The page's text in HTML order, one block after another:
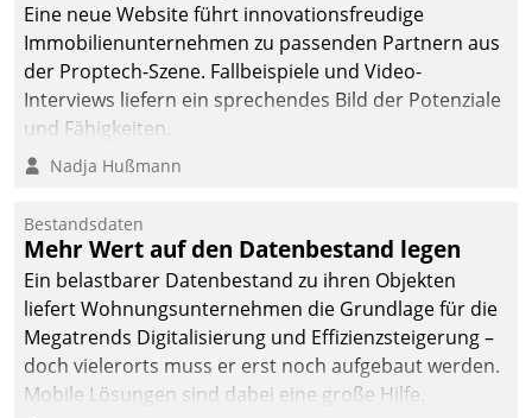
Eine neue Website führt innovationsfreudige
Immobilienunternehmen zu passenden Partnern aus
der Proptech-Szene. Fallbeispiele und Video-
Interviews liefern ein sprechendes Bild der Potenziale
und Fähigkeiten.
Nadja Hußmann
Bestandsdaten
Mehr Wert auf den Datenbestand legen
Ein belastbarer Datenbestand zu ihren Objekten
liefert Wohnungsunternehmen die Grundlage für die
Megatrends Digitalisierung und Effizienzsteigerung –
doch vielerorts muss er erst noch aufgebaut werden.
Mobile Lösungen sind dabei eine große Hilfe.